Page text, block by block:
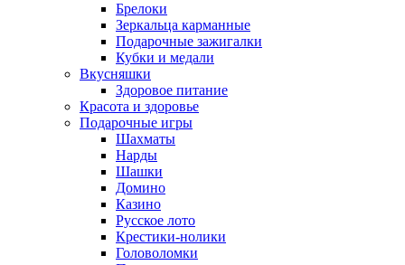
Брелоки
Зеркальца карманные
Подарочные зажигалки
Кубки и медали
Вкусняшки
Здоровое питание
Красота и здоровье
Подарочные игры
Шахматы
Нарды
Шашки
Домино
Казино
Русское лото
Крестики-нолики
Головоломки